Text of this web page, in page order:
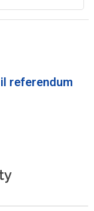
referendum